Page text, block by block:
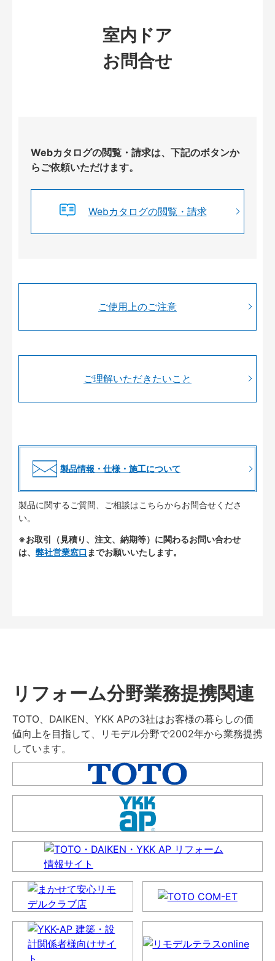
室内ドア
お問合せ
Webカタログの閲覧・請求は、下記のボタンか
らご依頼いただけます。
Webカタログの閲覧・請求
ご使用上のご注意
ご理解いただきたいこと
製品情報・仕様・施工について
製品に関するご質問、ご相談はこちらからお問合せくださ
い。
※お取引（見積り、注文、納期等）に関わるお問い合わせ
は、 弊社営業窓口 までお願いいたします。
リフォーム分野業務提携関連
TOTO、DAIKEN、YKK APの3社はお客様の暮らしの価
値向上を目指して、リモデル分野で2002年から業務提携
しています。